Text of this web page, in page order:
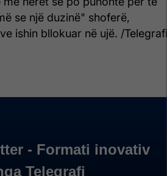
se një duzinë" shoferë,
ishin bllokuar në ujë. /